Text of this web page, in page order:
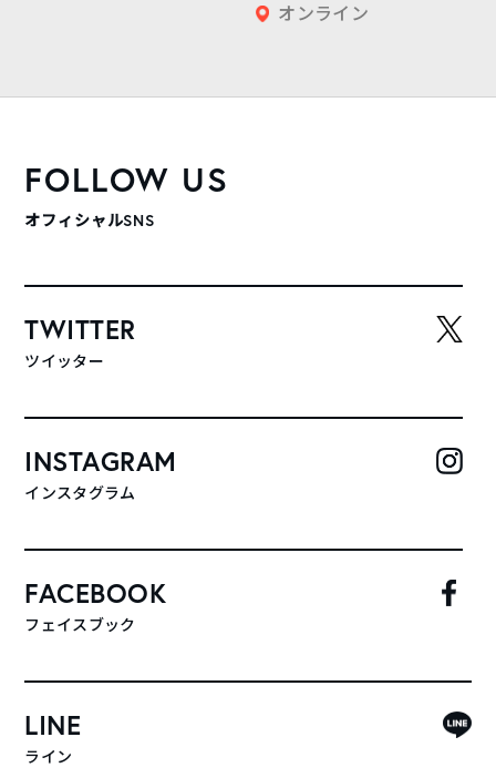
オンライン
FOLLOW US
オフィシャルSNS
TWITTER
ツイッター
INSTAGRAM
インスタグラム
FACEBOOK
フェイスブック
LINE
ライン